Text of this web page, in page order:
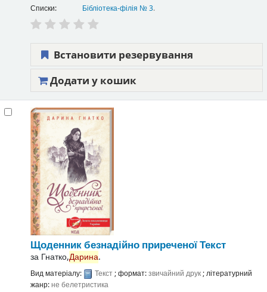
Списки:
Бібліотека-філія № 3.
Встановити резервування
Додати у кошик
Щоденник безнадійно приреченоїТекст
за Гнатко,Дарина.
Вид матеріалу: Текст; формат:звичайний друк; літературний
жанр:не белетристика